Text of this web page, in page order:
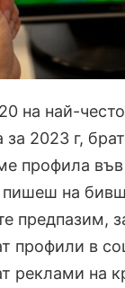
на най-
за 2023 г,
профила
на
предпазим,
профили в
реклами на